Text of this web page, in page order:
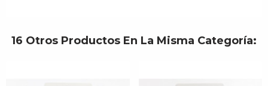
16 Otros Productos En La Misma Categoría: